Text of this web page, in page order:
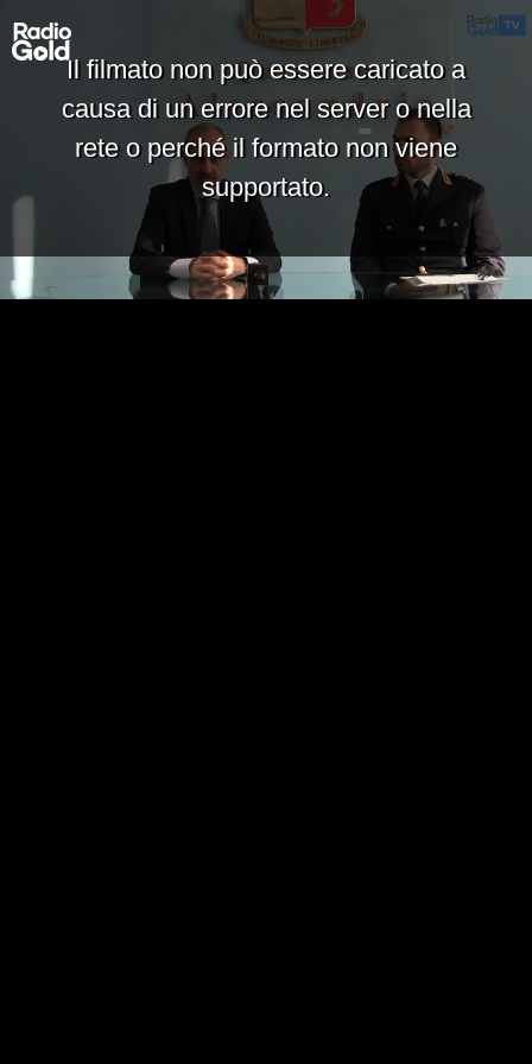
Il filmato non può essere caricato a
causa di un errore nel server o nella
rete o perché il formato non viene
supportato.